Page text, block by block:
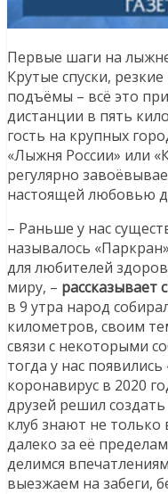
Первые шаги на
Крутые спуски,
подъёмы – всё это
дистанции в пять
гость на крупных
«Лыжня России» или
регулярно
настоящей любовью
– Раньше у нас
называлось
для любителей
миру, – рассказывает
в 9 утра народ
километров, своим
связи с некоторыми
тогда у нас
коронавирус в 2020
друзей решил
клуб знают не только
далеко за её
делимся
выезжаем на забеги,